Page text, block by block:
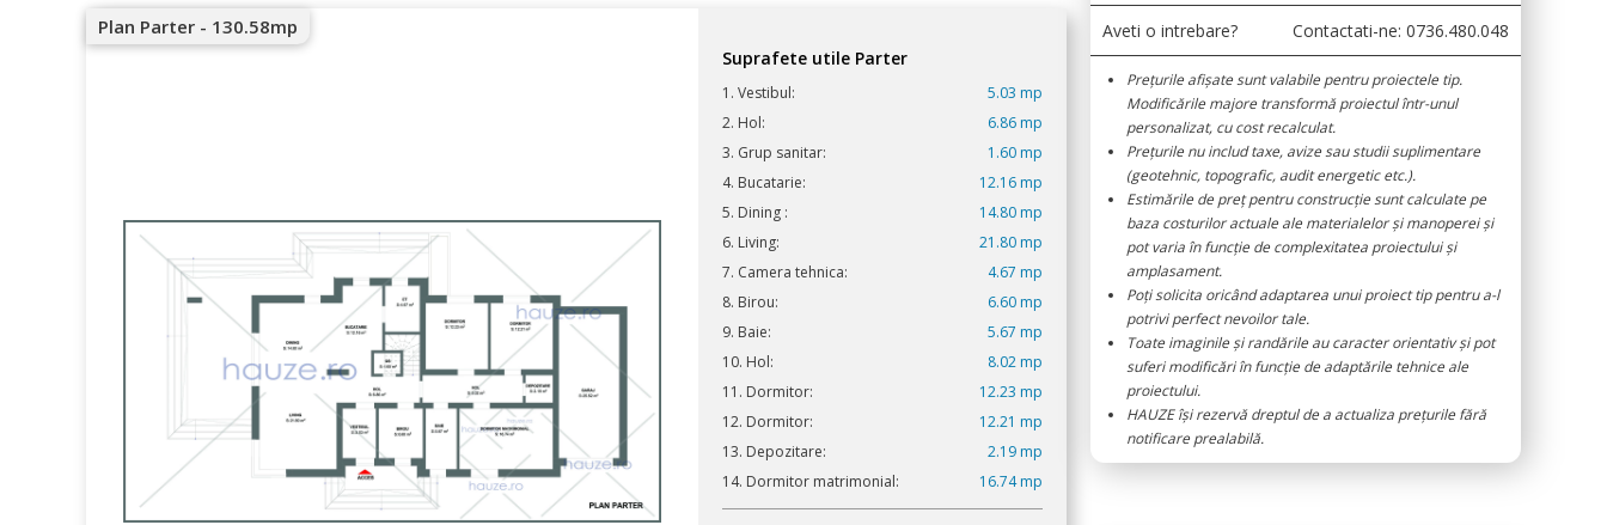
Plan Parter - 130.58mp
Suprafete utile Parter
1. Vestibul:
5.03 mp
2. Hol:
6.86 mp
3. Grup sanitar:
1.60 mp
4. Bucatarie:
12.16 mp
5. Dining :
14.80 mp
6. Living:
21.80 mp
7. Camera tehnica:
4.67 mp
8. Birou:
6.60 mp
9. Baie:
5.67 mp
10. Hol:
8.02 mp
11. Dormitor:
12.23 mp
12. Dormitor:
12.21 mp
13. Depozitare:
2.19 mp
14. Dormitor matrimonial:
16.74 mp
Aveti o intrebare? Contactati-ne: 0736.480.048
Prețurile afișate sunt valabile pentru proiectele tip.
Modificările majore transformă proiectul într-unul
personalizat, cu cost recalculat.
Prețurile nu includ taxe, avize sau studii suplimentare
(geotehnic, topografic, audit energetic etc.).
Estimările de preț pentru construcție sunt calculate pe
baza costurilor actuale ale materialelor și manoperei și
pot varia în funcție de complexitatea proiectului și
amplasament.
Poți solicita oricând adaptarea unui proiect tip pentru a-l
potrivi perfect nevoilor tale.
Toate imaginile și randările au caracter orientativ și pot
suferi modificări în funcție de adaptările tehnice ale
proiectului.
HAUZE își rezervă dreptul de a actualiza prețurile fără
notificare prealabilă.